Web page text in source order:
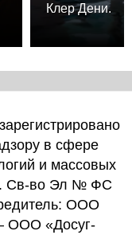
Клер Дени.
в сфере
и массовых
Св-во Эл № ФС
ООО
ООО «Досуг-